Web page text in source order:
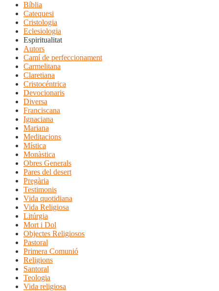
Bíblia
Catequesi
Cristologia
Eclesiologia
Espiritualitat
Autors
Camí de perfeccionament
Carmelitana
Claretiana
Cristocéntrica
Devocionaris
Diversa
Franciscana
Ignaciana
Mariana
Meditacions
Mística
Monàstica
Obres Generals
Pares del desert
Pregària
Testimonis
Vida quotidiana
Vida Religiosa
Litúrgia
Mort i Dol
Objectes Religiosos
Pastoral
Primera Comunió
Religions
Santoral
Teologia
Vida religiosa